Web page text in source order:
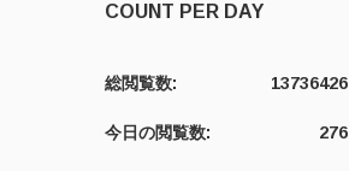
COUNT PER DAY
13736426
総閲覧数:
276
今日の閲覧数: